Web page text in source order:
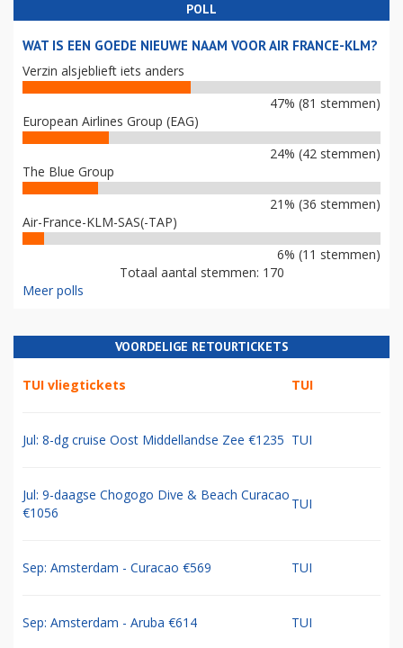
POLL
WAT IS EEN GOEDE NIEUWE NAAM VOOR AIR FRANCE-KLM?
Verzin alsjeblieft iets anders
47% (81 stemmen)
European Airlines Group (EAG)
24% (42 stemmen)
The Blue Group
21% (36 stemmen)
Air-France-KLM-SAS(-TAP)
6% (11 stemmen)
Totaal aantal stemmen: 170
Meer polls
VOORDELIGE RETOURTICKETS
TUI vliegtickets TUI
Jul: 8-dg cruise Oost Middellandse Zee €1235 TUI
Jul: 9-daagse Chogogo Dive & Beach Curacao
€1056
TUI
Sep: Amsterdam - Curacao €569 TUI
Sep: Amsterdam - Aruba €614 TUI